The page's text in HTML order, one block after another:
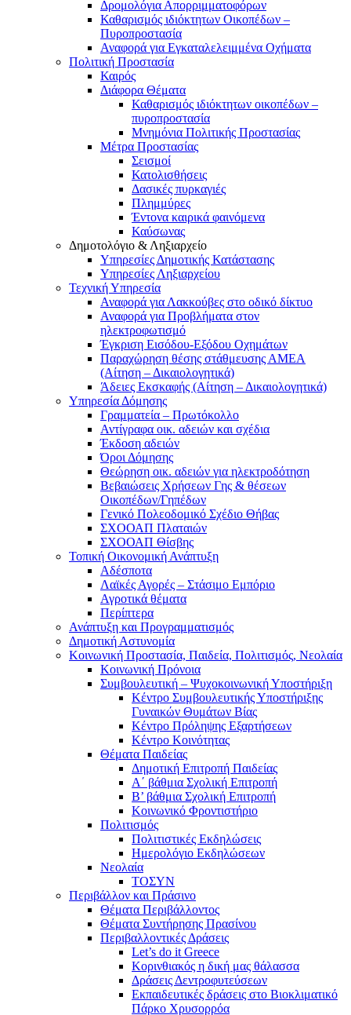
Δρομολόγια Απορριμματοφόρων
Καθαρισμός ιδιόκτητων Οικοπέδων –
Πυροπροστασία
Αναφορά για Εγκαταλελειμμένα Οχήματα
Πολιτική Προστασία
Καιρός
Διάφορα Θέματα
Καθαρισμός ιδιόκτητων οικοπέδων –
πυροπροστασία
Μνημόνια Πολιτικής Προστασίας
Μέτρα Προστασίας
Σεισμοί
Κατολισθήσεις
Δασικές πυρκαγιές
Πλημμύρες
Έντονα καιρικά φαινόμενα
Καύσωνας
Δημοτολόγιο & Ληξιαρχείο
Υπηρεσίες Δημοτικής Κατάστασης
Υπηρεσίες Ληξιαρχείου
Τεχνική Υπηρεσία
Αναφορά για Λακκούβες στο οδικό δίκτυο
Αναφορά για Προβλήματα στον
ηλεκτροφωτισμό
Έγκριση Εισόδου-Εξόδου Οχημάτων
Παραχώρηση θέσης στάθμευσης ΑΜΕΑ
(Αίτηση – Δικαιολογητικά)
Άδειες Εκσκαφής (Αίτηση – Δικαιολογητικά)
Υπηρεσία Δόμησης
Γραμματεία – Πρωτόκολλο
Αντίγραφα οικ. αδειών και σχέδια
Έκδοση αδειών
Όροι Δόμησης
Θεώρηση οικ. αδειών για ηλεκτροδότηση
Βεβαιώσεις Χρήσεων Γης & θέσεων
Οικοπέδων/Γηπέδων
Γενικό Πολεοδομικό Σχέδιο Θήβας
ΣΧΟΟΑΠ Πλαταιών
ΣΧΟΟΑΠ Θίσβης
Τοπική Οικονομική Ανάπτυξη
Αδέσποτα
Λαϊκές Αγορές – Στάσιμο Εμπόριο
Αγροτικά θέματα
Περίπτερα
Ανάπτυξη και Προγραμματισμός
Δημοτική Αστυνομία
Κοινωνική Προστασία, Παιδεία, Πολιτισμός, Νεολαία
Κοινωνική Πρόνοια
Συμβουλευτική – Ψυχοκοινωνική Υποστήριξη
Κέντρο Συμβουλευτικής Υποστήριξης
Γυναικών Θυμάτων Βίας
Κέντρο Πρόληψης Εξαρτήσεων
Κέντρο Κοινότητας
Θέματα Παιδείας
Δημοτική Επιτροπή Παιδείας
Α΄ βάθμια Σχολική Επιτροπή
B’ βάθμια Σχολική Επιτροπή
Κοινωνικό Φροντιστήριο
Πολιτισμός
Πολιτιστικές Εκδηλώσεις
Ημερολόγιο Εκδηλώσεων
Νεολαία
ΤΟΣΥΝ
Περιβάλλον και Πράσινο
Θέματα Περιβάλλοντος
Θέματα Συντήρησης Πρασίνου
Περιβαλλοντικές Δράσεις
Let’s do it Greece
Kορινθιακός η δική μας θάλασσα
Δράσεις Δεντροφυτεύσεων
Εκπαιδευτικές δράσεις στο Βιοκλιματικό
Πάρκο Χρυσορρόα